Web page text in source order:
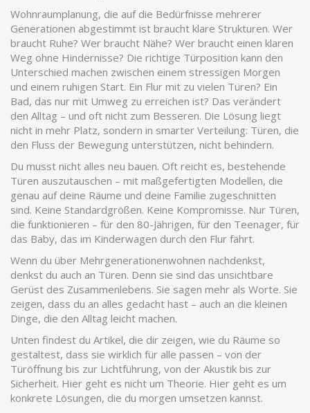
Wohnraumplanung, die auf die Bedürfnisse mehrerer
Generationen abgestimmt ist braucht klare Strukturen. Wer
braucht Ruhe? Wer braucht Nähe? Wer braucht einen klaren
Weg ohne Hindernisse? Die richtige Türposition kann den
Unterschied machen zwischen einem stressigen Morgen
und einem ruhigen Start. Ein Flur mit zu vielen Türen? Ein
Bad, das nur mit Umweg zu erreichen ist? Das verändert
den Alltag – und oft nicht zum Besseren. Die Lösung liegt
nicht in mehr Platz, sondern in smarter Verteilung: Türen, die
den Fluss der Bewegung unterstützen, nicht behindern.
Du musst nicht alles neu bauen. Oft reicht es, bestehende
Türen auszutauschen – mit maßgefertigten Modellen, die
genau auf deine Räume und deine Familie zugeschnitten
sind. Keine Standardgrößen. Keine Kompromisse. Nur Türen,
die funktionieren – für den 80-Jährigen, für den Teenager, für
das Baby, das im Kinderwagen durch den Flur fährt.
Wenn du über Mehrgenerationenwohnen nachdenkst,
denkst du auch an Türen. Denn sie sind das unsichtbare
Gerüst des Zusammenlebens. Sie sagen mehr als Worte. Sie
zeigen, dass du an alles gedacht hast – auch an die kleinen
Dinge, die den Alltag leicht machen.
Unten findest du Artikel, die dir zeigen, wie du Räume so
gestaltest, dass sie wirklich für alle passen – von der
Türöffnung bis zur Lichtführung, von der Akustik bis zur
Sicherheit. Hier geht es nicht um Theorie. Hier geht es um
konkrete Lösungen, die du morgen umsetzen kannst.